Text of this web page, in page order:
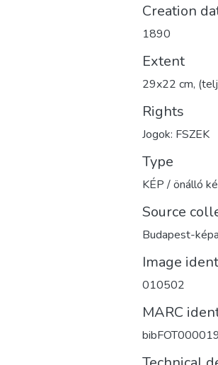
Creation
1890
Extent
29x22 cm,
Rights
Jogok: FSZEK
Type
KÉP / önálló
Source
Budapest-
Image
010502
MARC